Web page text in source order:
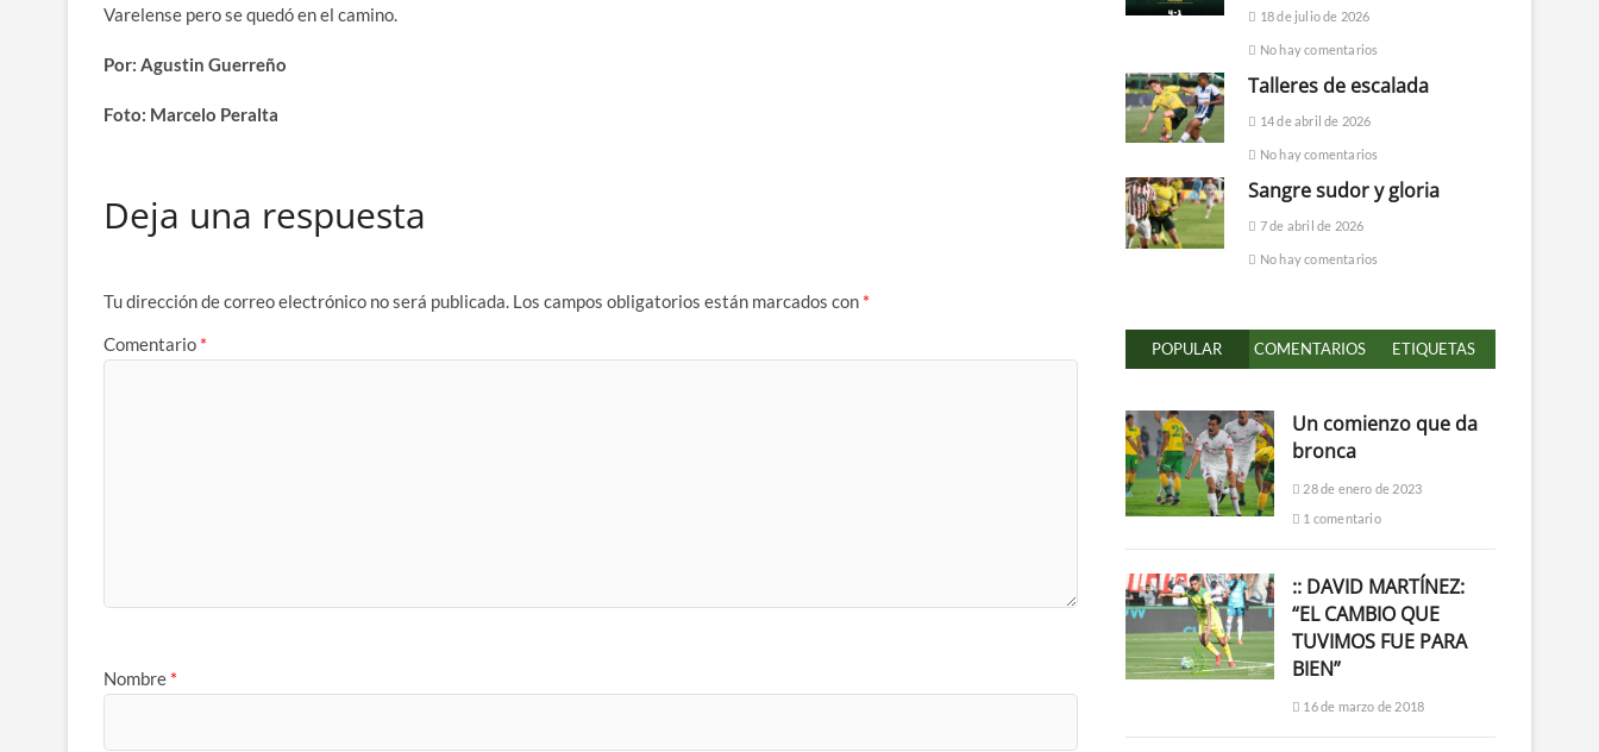
Varelense pero se quedó en el camino.
Por: Agustin Guerreño
Foto: Marcelo Peralta
Deja una respuesta
Tu dirección de correo electrónico no será publicada. Los campos obligatorios están marcados con *
Comentario *
Nombre *
18 de julio de 2026
No hay comentarios
Talleres de escalada
14 de abril de 2026
No hay comentarios
Sangre sudor y gloria
7 de abril de 2026
No hay comentarios
POPULAR COMENTARIOS ETIQUETAS
Un comienzo que da
bronca
28 de enero de 2023
1 comentario
:: DAVID MARTÍNEZ:
“EL CAMBIO QUE
TUVIMOS FUE PARA
BIEN”
16 de marzo de 2018